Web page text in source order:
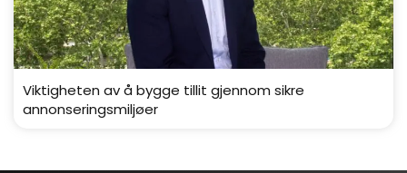
Viktigheten av å bygge tillit gjennom sikre
annonseringsmiljøer